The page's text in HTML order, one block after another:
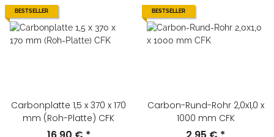
BESTSELLER
Carbonplatte 1,5 x 370 x 170
mm (Roh-Platte) CFK
BESTSELLER
Carbon-Rund-Rohr 2,0x1,0 x
1000 mm CFK